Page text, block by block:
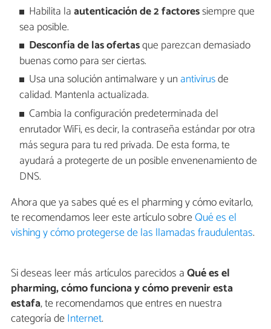
Habilita laautenticación de 2 factoressiempre que
sea posible.
Desconfía de las ofertasque parezcan demasiado
buenas como para ser ciertas.
Usa una solución antimalware y un antivirusde
calidad. Mantenla actualizada.
Cambia la configuración predeterminada del
enrutador WiFi, es decir, la contraseña estándar por otra
más segura para tu red privada. De esta forma, te
ayudará a protegerte de un posible envenenamiento de
DNS.
Ahora que ya sabes qué es el pharming y cómo evitarlo,
te recomendamos leer este artículo sobreQué es el
vishing y cómo protegerse de las llamadas fraudulentas.
Si deseas leer más artículos parecidos aQué es el
pharming, cómo funciona y cómo prevenir esta
estafa, te recomendamos que entres en nuestra
categoría deInternet.